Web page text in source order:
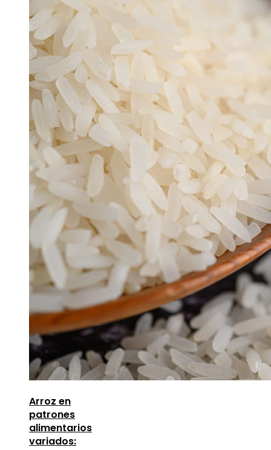
Arroz en
patrones
alimentarios
variados: